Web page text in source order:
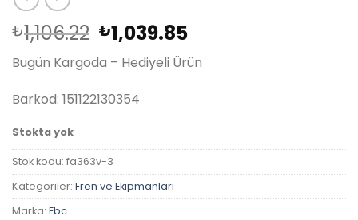
₺1,106.22 Orijinal
fiyat:
₺1,106.22.
₺1,039.85Şu
andaki
fiyat:
Bugün Kargoda – Hediyeli Ürün
Barkod: 151122130354
Stokta yok
Stok kodu: fa363v-3
Kategoriler: Fren ve Ekipmanları
Marka: Ebc